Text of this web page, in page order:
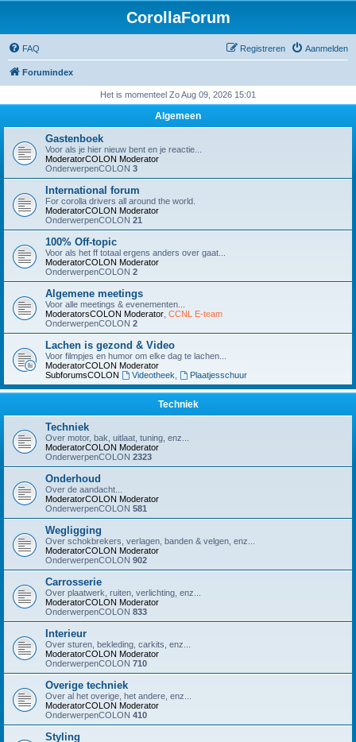
CorollaForum
FAQ Aanmelden
Registreren
Forumindex
Het is momenteel Zo Aug 09, 2026 15:01
Algemeen
Gastenboek
Voor als je hier nieuw bent en je reactie...
ModeratorCOLON Moderator
OnderwerpenCOLON 3
International forum
For corolla drivers all around the world.
ModeratorCOLON Moderator
OnderwerpenCOLON 21
100% Off-topic
Voor als het ff totaal ergens anders over gaat...
ModeratorCOLON Moderator
OnderwerpenCOLON 2
Algemene meetings
Voor alle meetings & evenementen...
ModeratorsCOLON Moderator CCNL E-team
OnderwerpenCOLON 2
Lachen is gezond & Video
Voor filmpjes en humor om elke dag te lachen...
ModeratorCOLON Moderator
SubforumsCOLON
Videotheek Plaatjesschuur
Techniek
Techniek
Over motor, bak, uitlaat, tuning, enz...
ModeratorCOLON Moderator
OnderwerpenCOLON 2323
Onderhoud
Over de aandacht...
ModeratorCOLON Moderator
OnderwerpenCOLON 581
Wegligging
Over schokbrekers, verlagen, banden & velgen, enz...
ModeratorCOLON Moderator
OnderwerpenCOLON 902
Carrosserie
Over plaatwerk, ruiten, verlichting, enz...
ModeratorCOLON Moderator
OnderwerpenCOLON 833
Interieur
Over sturen, bekleding, carkits, enz...
ModeratorCOLON Moderator
OnderwerpenCOLON 710
Overige techniek
Over al het overige, het andere, enz...
ModeratorCOLON Moderator
OnderwerpenCOLON 410
Styling